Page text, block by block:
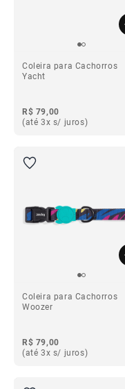
Coleira para Cachorros
Yacht
R$ 79,00
(até 3x s/ juros)
Coleira para Cachorros
Woozer
R$ 79,00
(até 3x s/ juros)